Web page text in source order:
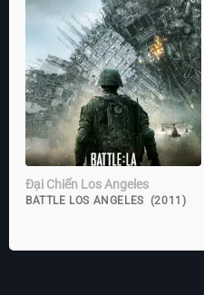
Đại Chiến Los Angeles
BATTLE LOS ANGELES (2011)